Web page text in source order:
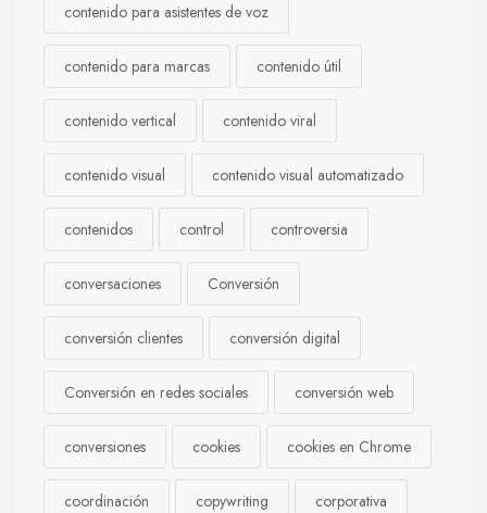
contenido para asistentes de voz
contenido para marcas contenido útil
contenido vertical contenido viral
contenido visual contenido visual automatizado
contenidos control controversia
conversaciones Conversión
conversión clientes conversión digital
Conversión en redes sociales conversión web
conversiones cookies cookies en Chrome
coordinación copywriting corporativa